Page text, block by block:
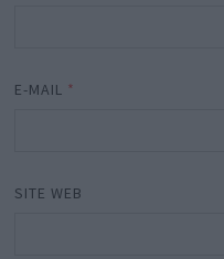
E-MAIL *
SITE WEB